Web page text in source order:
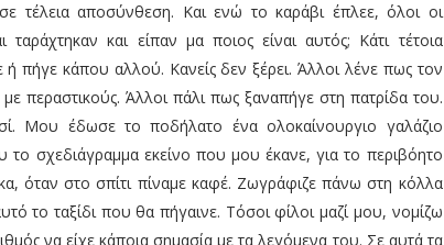
τέλεια αποσύνθεση. Και ενώ το καράβι έπλεε, όλοι οι
και είπαν μα ποιος είναι αυτός; Κάτι τέτοια
πήγε κάπου αλλού. Κανείς δεν ξέρει. Άλλοι λένε πως τον
περαστικούς. Άλλοι πάλι πως ξαναπήγε στη πατρίδα του.
Μου έδωσε το ποδήλατο ένα ολοκαίνουργιο γαλάζιο
σχεδιάγραμμα εκείνο που μου έκανε, για το περιβόητο
όταν στο σπίτι πίναμε καφέ. Ζωγράφιζε πάνω στη κόλλα
το ταξίδι που θα πήγαινε. Τόσοι φίλοι μαζί μου, νομίζω
να είχε κάποια σημασία με τα λεγόμενα του. Σε αυτά τα